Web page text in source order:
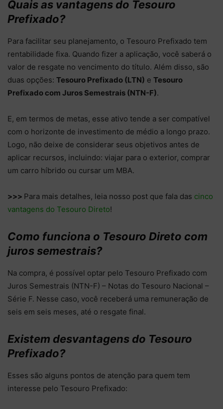
Quais as vantagens do Tesouro
Prefixado?
Para facilitar seu planejamento, o Tesouro Prefixado tem
rentabilidade fixa. Quando fizer a aplicação, você saberá o
valor de resgate no vencimento do título. Além disso, são
duas opções: Tesouro Prefixado (LTN) e Tesouro
Prefixado com Juros Semestrais (NTN-F).
E, em termos de metas, esse ativo tende a ser compatível
com o horizonte de investimento de médio a longo prazo.
Logo, não deixe de considerar seus objetivos antes de
aplicar recursos, incluindo: viajar para o exterior, comprar
um carro híbrido ou cursar um MBA.
>>> Para mais detalhes, leia nosso post que fala das cinco
vantagens do Tesouro Direto!
Como funciona o Tesouro Direto com
juros semestrais?
Na compra, é possível optar pelo Tesouro Prefixado com
Juros Semestrais (NTN-F) – Notas do Tesouro Nacional –
Série F. Nesse caso, você receberá uma remuneração de
seis em seis meses, até o resgate final.
Existem desvantagens do Tesouro
Prefixado?
Esses são alguns pontos de atenção para quem tem
interesse pelo Tesouro Prefixado: